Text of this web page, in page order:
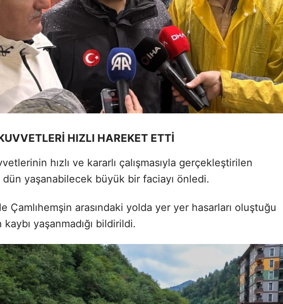
HIZLI HAREKET ETTİ
hızlı ve kararlı çalışmasıyla gerçekleştirilen
yaşanabilecek büyük bir faciayı önledi.
Çamlıhemşin arasındaki yolda yer yer hasarları oluştuğu
yaşanmadığı bildirildi.